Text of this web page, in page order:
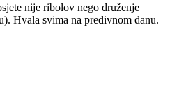
nije ribolov nego druženje
Hvala svima na predivnom danu.